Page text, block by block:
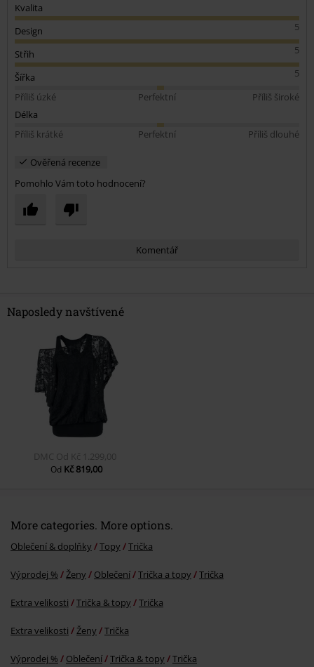
Kvalita
5
Design
5
Střih
5
Šířka
Příliš úzké
Perfektní
Příliš široké
Délka
Příliš krátké
Perfektní Příliš dlouhé
Ověřená recenze
Pomohlo Vám toto hodnocení?
Komentář
Odeslat komentář
Naposledy navštívené
DMC Od Kč 1.299,00
Od Kč 819,00
More categories. More options.
Oblečení & doplňky Topy Trička
Výprodej % Ženy Oblečení Trička a topy Trička
Extra velikosti Trička & topy Trička
Extra velikosti Ženy Trička
Výprodej % Oblečení Trička & topy Trička